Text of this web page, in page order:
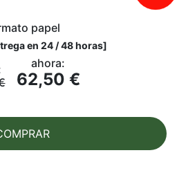
papel
en 24 / 48 horas]
ahora:
62,50 €